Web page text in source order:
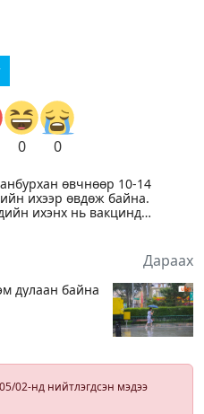
0 0
өвчнөөр 10-14
ихээр өвдөж байна.
ихэнх нь вакцинд
Дараах
дулаан байна
02-нд нийтлэгдсэн мэдээ